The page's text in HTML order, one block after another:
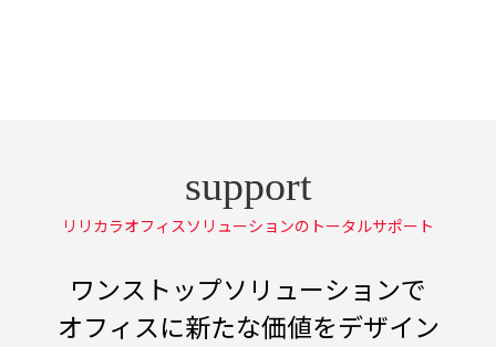
リリカラオフィスソリューションのトータルサポート
ワンストップソリューションで
オフィスに新たな価値をデザイン